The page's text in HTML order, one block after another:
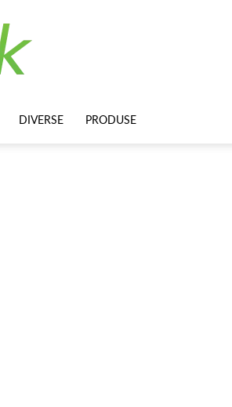
DIVERSE PRODUSE